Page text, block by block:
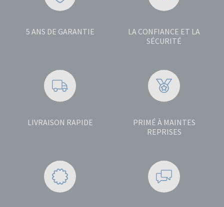
5 ANS DE GARANTIE
LA CONFIANCE ET LA
SÉCURITÉ
LIVRAISON RAPIDE
PRIMÉ À MAINTES
REPRISES